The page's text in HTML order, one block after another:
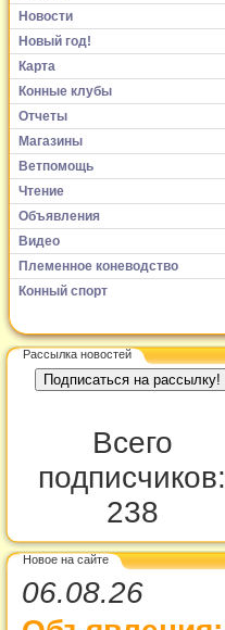
Новости
Новый год!
Карта
Конные клубы
Отчеты
Магазины
Ветпомощь
Чтение
Объявления
Видео
Племенное коневодство
Конный спорт
Рассылка новостей
Всего
подписчиков:
238
Новое на сайте
06.08.26